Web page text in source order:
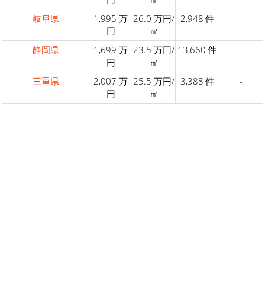
岐阜県
1,995 万
円
26.0 万円/
㎡
2,948 件 -
静岡県
1,699 万
円
23.5 万円/
㎡
13,660 件 -
三重県
2,007 万
円
25.5 万円/
㎡
3,388 件 -